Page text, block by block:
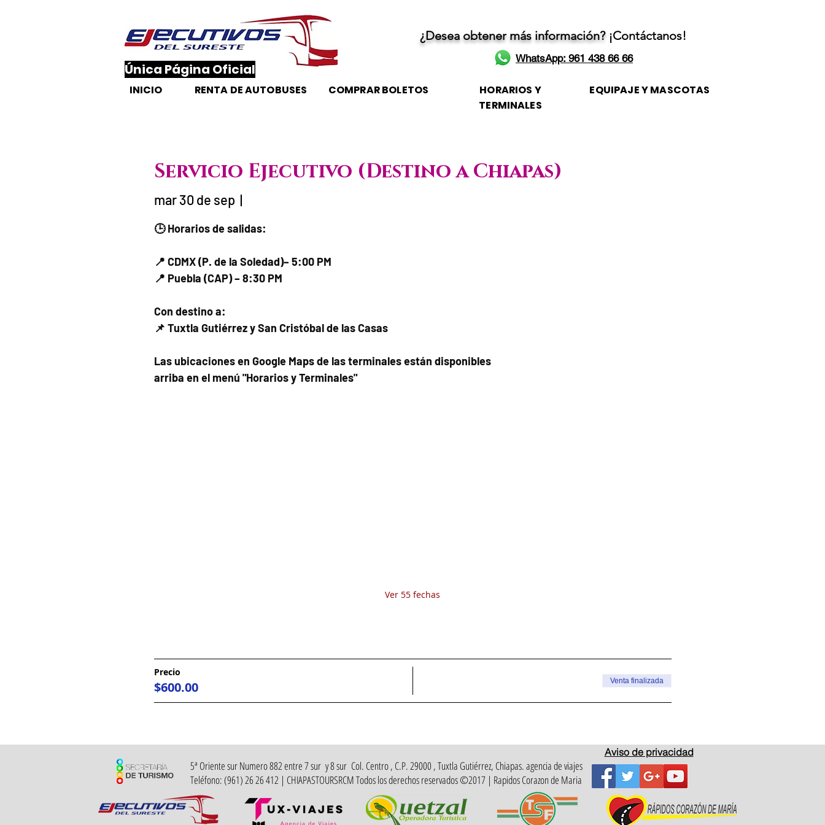
​Única Página Oficial
¿Desea obtener más información? ¡Contáctanos!
WhatsApp: 961 438 66 66
INICIO RENTA DE AUTOBUSES COMPRAR BOLETOS
HORARIOS Y
TERMINALES
EQUIPAJE Y MASCOTAS
Servicio Ejecutivo (Destino a Chiapas)
mar 30 de sep
  |
🕒 Horarios de salidas:
📍 CDMX (P. de la Soledad)– 5:00 PM
📍 Puebla (CAP) – 8:30 PM
Con destino a:
📌 Tuxtla Gutiérrez y San Cristóbal de las Casas
Las ubicaciones en Google Maps de las terminales están disponibles
arriba en el menú "Horarios y Terminales"
Ver 55 fechas
Precio
$600.00 Venta finalizada
5ª Oriente sur Numero 882 entre 7 sur y 8 sur Col. Centro , C.P. 29000 , Tuxtla Gutiérrez, Chiapas. agencia de viajes
Teléfono: (961) 26 26 412 | CHIAPASTOURSRCM Todos los derechos reservados ©2017 | Rapidos Corazon de Maria
Aviso de privacidad